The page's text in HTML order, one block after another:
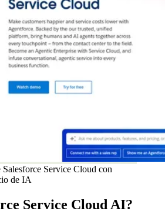
Service Cloud con
de IA
Service Cloud AI?